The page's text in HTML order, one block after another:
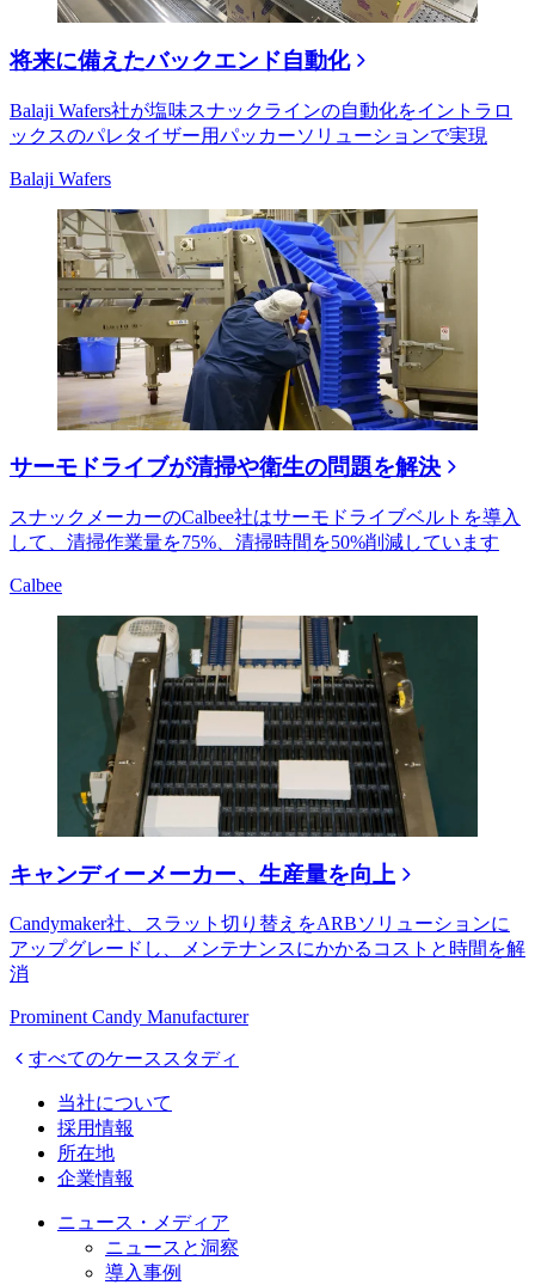
将来に備えたバックエンド自動化
Balaji Wafers社が塩味スナックラインの自動化をイントラロ
ックスのパレタイザー用パッカーソリューションで実現
Balaji Wafers
サーモドライブが清掃や衛生の問題を解決
スナックメーカーのCalbee社はサーモドライブベルトを導入
して、清掃作業量を75%、清掃時間を50%削減しています
Calbee
キャンディーメーカー、生産量を向上
Candymaker社、スラット切り替えをARBソリューションに
アップグレードし、メンテナンスにかかるコストと時間を解
消
Prominent Candy Manufacturer
すべてのケーススタディ
当社について
採用情報
所在地
企業情報
ニュース・メディア
ニュースと洞察
導入事例